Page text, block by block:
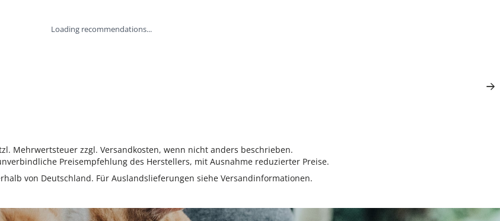
Loading recommendations...
Mehrwertsteuer zzgl. Versandkosten, wenn nicht anders beschrieben.
Preisempfehlung des Herstellers, mit Ausnahme reduzierter Preise.
von Deutschland. Für Auslandslieferungen siehe Versandinformationen.